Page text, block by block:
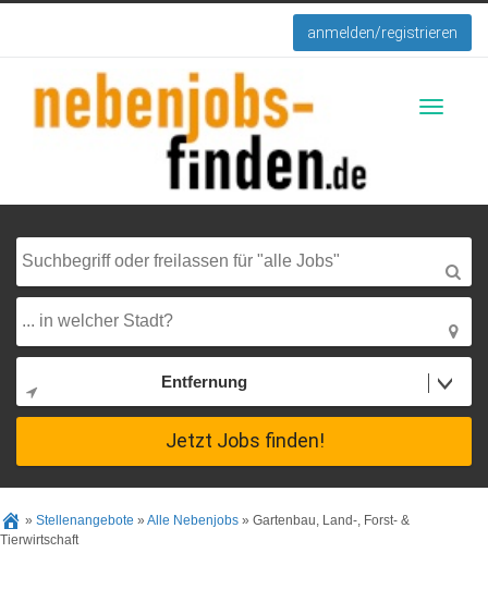
anmelden/registrieren
Entfernung
Jetzt Jobs finden!
» Stellenangebote » Alle Nebenjobs » Gartenbau, Land-, Forst- &
Tierwirtschaft